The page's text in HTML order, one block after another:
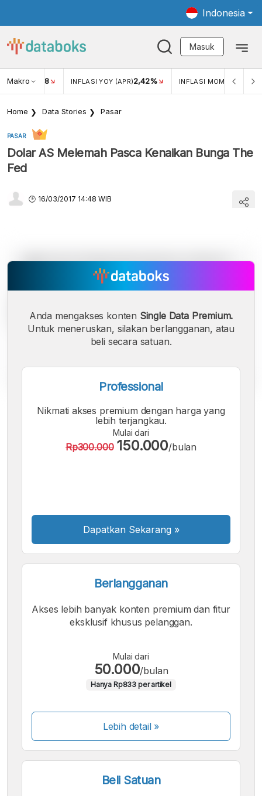
Indonesia
Masuk
Makro
USD/IDR 18 INFLASI YOY (APR)2,42% INFLASI MOM (APR)
Home Data Stories Pasar
PASAR
Dolar AS Melemah Pasca Kenaikan Bunga The
Fed
16/03/2017 14:48 WIB
FontFont
Sedang
Font
Besar
Anda mengakses konten Single Data Premium.
Untuk meneruskan, silakan berlangganan, atau
beli secara satuan.
Professional
Nikmati akses premium dengan harga yang
lebih terjangkau.
Mulai dari
Rp300.000 150.000/bulan
Dapatkan Sekarang »
Berlangganan
Akses lebih banyak konten premium dan fitur
eksklusif khusus pelanggan.
Mulai dari
50.000/bulan
Hanya Rp833 per artikel
Lebih detail »
Beli Satuan